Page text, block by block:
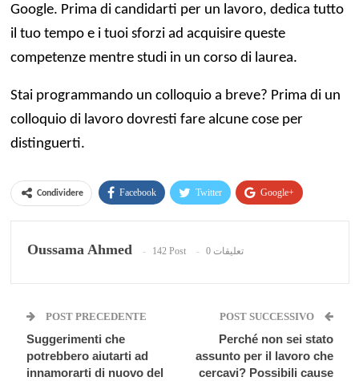
Google. Prima di candidarti per un lavoro, dedica tutto
il tuo tempo e i tuoi sforzi ad acquisire queste
competenze mentre studi in un corso di laurea.
Stai programmando un colloquio a breve? Prima di un
colloquio di lavoro dovresti fare alcune cose per
distinguerti.
Condividere Facebook Twitter Google+
البريد الإلكتروني
Oussama Ahmed 142 Post 0 تعليقات
POST PRECEDENTE
Suggerimenti che
potrebbero aiutarti ad
innamorarti di nuovo del
POST SUCCESSIVO
Perché non sei stato
assunto per il lavoro che
cercavi? Possibili cause